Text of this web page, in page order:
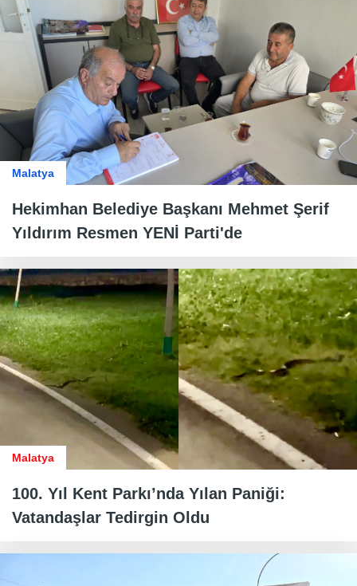
Malatya
Hekimhan Belediye Başkanı Mehmet Şerif
Yıldırım Resmen YENİ Parti'de
Malatya
100. Yıl Kent Parkı’nda Yılan Paniği:
Vatandaşlar Tedirgin Oldu